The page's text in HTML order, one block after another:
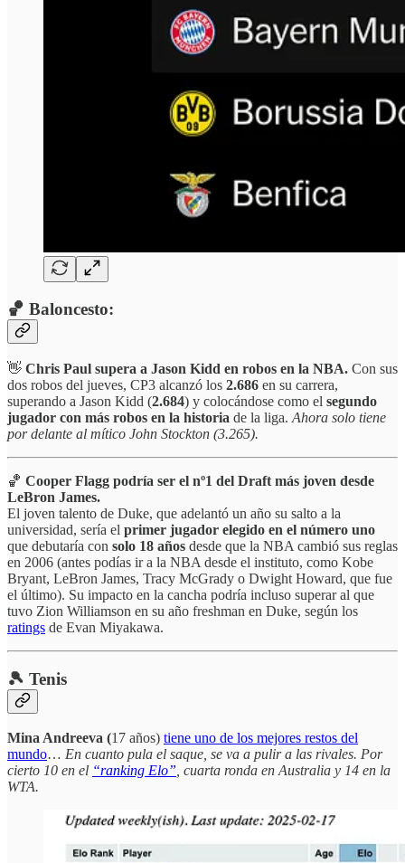
🏀 Baloncesto:
👋 Chris Paul supera a Jason Kidd en robos en la NBA. Con sus
dos robos del jueves, CP3 alcanzó los 2.686 en su carrera,
superando a Jason Kidd (2.684) y colocándose como el segundo
jugador con más robos en la historia de la liga. Ahora solo tiene
por delante al mítico John Stockton (3.265).
🏀 Cooper Flagg podría ser el nº1 del Draft más joven desde
LeBron James.
El joven talento de Duke, que adelantó un año su salto a la
universidad, sería el primer jugador elegido en el número uno
que debutaría con solo 18 años desde que la NBA cambió sus reglas
en 2006 (antes podías ir a la NBA desde el instituto, como Kobe
Bryant, LeBron James, Tracy McGrady o Dwight Howard, que fue
el último). Su impacto en la cancha podría incluso superar al que
tuvo Zion Williamson en su año freshman en Duke, según los
ratings de Evan Miyakawa.
🎾 Tenis
Mina Andreeva (17 años) tiene uno de los mejores restos del
mundo… En cuanto pula el saque, se va a pulir a las rivales. Por
cierto 10 en el “ranking Elo” , cuarta ronda en Australia y 14 en la
WTA.